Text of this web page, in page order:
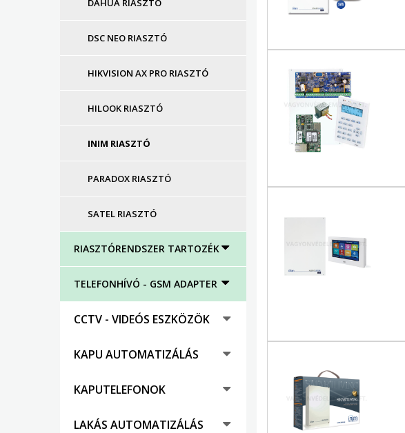
DSC NEO RIASZTÓ
HIKVISION AX PRO RIASZTÓ
HILOOK RIASZTÓ
INIM RIASZTÓ
PARADOX RIASZTÓ
SATEL RIASZTÓ
RIASZTÓRENDSZER TARTOZÉK
TELEFONHÍVÓ - GSM ADAPTER
CCTV - VIDEÓS ESZKÖZÖK
KAPU AUTOMATIZÁLÁS
KAPUTELEFONOK
LAKÁS AUTOMATIZÁLÁS